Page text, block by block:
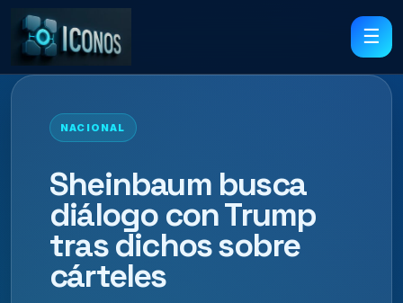
☰
NACIONAL
Sheinbaum busca
diálogo con Trump
tras dichos sobre
cárteles